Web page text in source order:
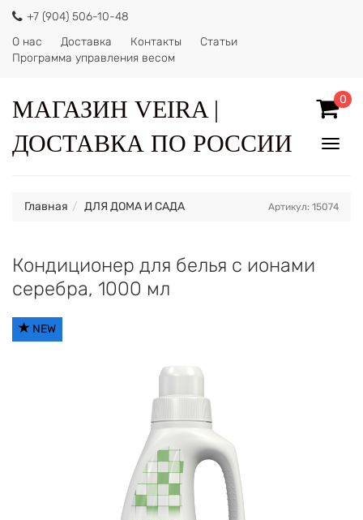
+7 (904) 506-10-48
О нас
Доставка Контакты
Статьи
Программа управления весом
МАГАЗИН VEIRA |
ДОСТАВКА ПО РОССИИ
0
Главная ДЛЯ ДОМА И САДА Артикул: 15074
Кондиционер для белья с ионами
серебра, 1000 мл
NEW